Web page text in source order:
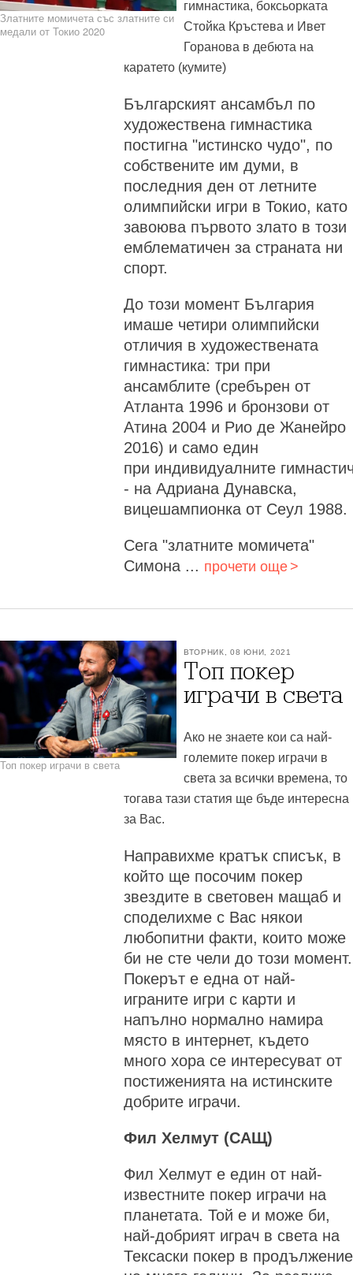
Златните момичета със златните си
медали от Токио 2020
гимнастика, боксьорката
Стойка Кръстева и Ивет
Горанова в дебюта на
каратето (кумите)
Българският ансамбъл по
художествена гимнастика
постигна "истинско чудо", по
собствените им думи, в
последния ден от летните
олимпийски игри в Токио, като
завоюва първото злато в този
емблематичен за страната ни
спорт.
До този момент България
имаше четири олимпийски
отличия в художествената
гимнастика: три при
ансамблите (сребърен от
Атланта 1996 и бронзови от
Атина 2004 и Рио де Жанейро
2016) и само един
при индивидуалните
- на Адриана Дунавска,
вицешампионка от Сеул 1988.
Сега "златните момичета"
Симона ... прочети още
ВТОРНИК, 08 ЮНИ, 2021
Топ покер
играчи в света
Топ покер играчи в света
Ако не знаете кои са най-
големите покер играчи в
света за всички времена, то
тогава тази статия ще бъде интересна
за Вас.
Направихме кратък списък, в
който ще посочим покер
звездите в световен мащаб и
споделихме с Вас някои
любопитни факти, които може
би не сте чели до този момент.
Покерът е една от най-
играните игри с карти и
напълно нормално намира
място в интернет, където
много хора се интересуват от
постиженията на истинските
добрите играчи.
Фил Хелмут (САЩ)
Фил Хелмут е един от най-
известните покер играчи на
планетата. Той е и може би,
най-добрият играч в света на
Тексаски покер в продължение